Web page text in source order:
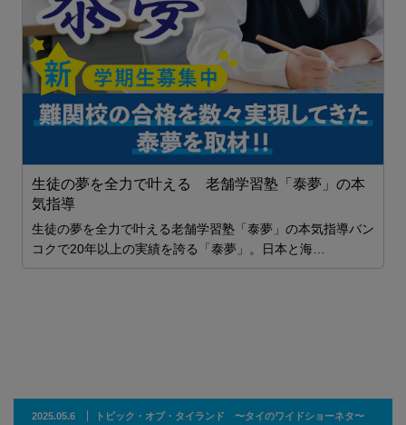
生徒の夢を全力で叶える 老舗学習塾「泰夢」の本
気指導
生徒の夢を全力で叶える老舗学習塾「泰夢」の本気指導バン
コクで20年以上の実績を誇る「泰夢」。日本と海…
2025.05.6 トピック・オブ・タイランド 〜タイのワイドショーネタ〜